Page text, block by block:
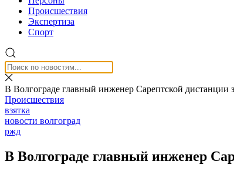
Происшествия
Экспертиза
Спорт
В Волгограде главный инженер Сарептской дистанции
Происшествия
взятка
новости волгоград
ржд
В Волгограде главный инженер